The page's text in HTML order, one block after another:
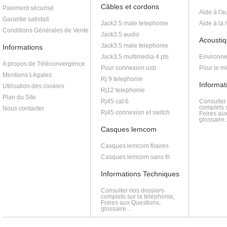
Paiement sécurisé
Garantie satisfait
Conditions Générales de Vente
Informations
A propos de Téléconvergence
Mentions Légales
Utilisation des cookies
Plan du Site
Nous contacter
Câbles et cordons
Jack2.5 male telephonie
Jack3.5 audio
Jack3.5 male telephonie
Jack3.5 multimedia 4 pts
Pour connexion usb
Rj 9 telephonie
Rj12 telephonie
Rj45 cat 6
Rj45 connexion et switch
Casques lemcom
Casques lemcom filaires
Casques lemcom sans fil
Informations Techniques
Consulter nos dossiers
complets sur la téléphonie,
Foires aux Questions,
glossaire...
Aide à
Aide à la
Pour le
complets
Foires